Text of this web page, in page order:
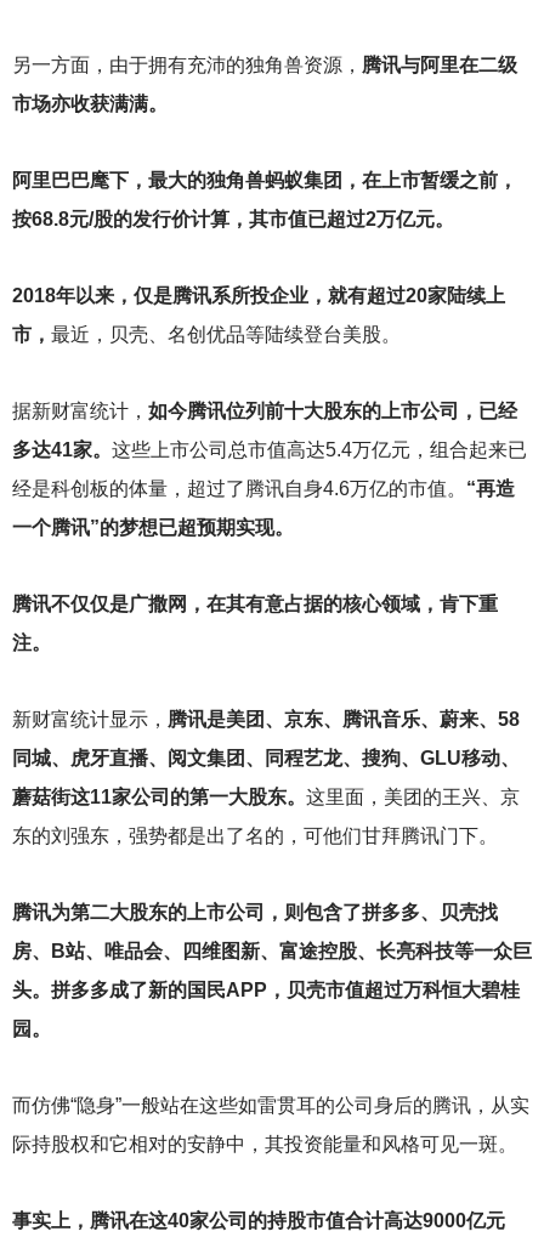
另一方面，由于拥有充沛的独角兽资源， 腾讯与阿里在二级
市场亦收获满满。
阿里巴巴麾下，最大的独角兽蚂蚁集团，在上市暂缓之前，
按68.8元/股的发行价计算，其市值已超过2万亿元。
2018年以来，仅是腾讯系所投企业，就有超过20家陆续上
市， 最近，贝壳、名创优品等陆续登台美股。
据新财富统计， 如今腾讯位列前十大股东的上市公司，已经
多达41家。 这些上市公司总市值高达5.4万亿元，组合起来已
经是科创板的体量，超过了腾讯自身4.6万亿的市值。 “再造
一个腾讯”的梦想已超预期实现。
腾讯不仅仅是广撒网，在其有意占据的核心领域，肯下重
注。
新财富统计显示， 腾讯是美团、京东、腾讯音乐、蔚来、58
同城、虎牙直播、阅文集团、同程艺龙、搜狗、GLU移动、
蘑菇街这11家公司的第一大股东。 这里面，美团的王兴、京
东的刘强东，强势都是出了名的，可他们甘拜腾讯门下。
腾讯为第二大股东的上市公司，则包含了拼多多、贝壳找
房、B站、唯品会、四维图新、富途控股、长亮科技等一众巨
头。拼多多成了新的国民APP，贝壳市值超过万科恒大碧桂
园。
而仿佛“隐身”一般站在这些如雷贯耳的公司身后的腾讯，从实
际持股权和它相对的安静中，其投资能量和风格可见一斑。
事实上，腾讯在这40家公司的持股市值合计高达9000亿元